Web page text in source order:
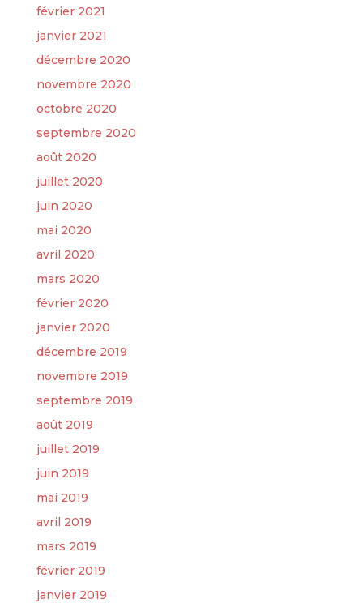
février 2021
janvier 2021
décembre 2020
novembre 2020
octobre 2020
septembre 2020
août 2020
juillet 2020
juin 2020
mai 2020
avril 2020
mars 2020
février 2020
janvier 2020
décembre 2019
novembre 2019
septembre 2019
août 2019
juillet 2019
juin 2019
mai 2019
avril 2019
mars 2019
février 2019
janvier 2019